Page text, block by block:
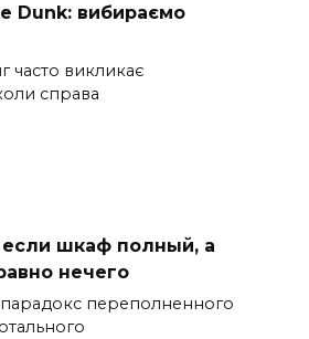
Dunk: вибираємо
часто викликає
справа
если шкаф полный, а
нечего
переполненного